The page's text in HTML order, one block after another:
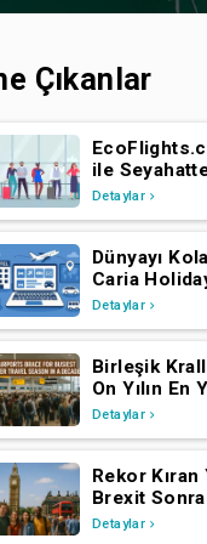
Çıkanlar
ile
Detaylar
Dünyayı
Caria
Oteller ve
Detaylar
Birleşik
On Yılın En
Seyahat
Detaylar
Rekor Kıran
Brexit
Ziyaretçi
Detaylar